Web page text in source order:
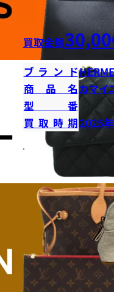
買取金額
ブランド
商品名カマイ
型番
買取時期2025